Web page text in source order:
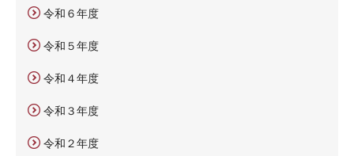
令和６年度
令和５年度
令和４年度
令和３年度
令和２年度